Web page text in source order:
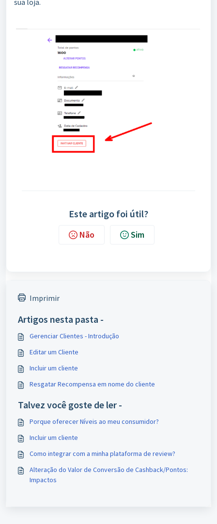
sua loja.
Este artigo foi útil?
Não Sim
Imprimir
Artigos nesta pasta -
Gerenciar Clientes - Introdução
Editar um Cliente
Incluir um cliente
Resgatar Recompensa em nome do cliente
Talvez você goste de ler -
Porque oferecer Níveis ao meu consumidor?
Incluir um cliente
Como integrar com a minha plataforma de review?
Alteração do Valor de Conversão de Cashback/Pontos:
Impactos